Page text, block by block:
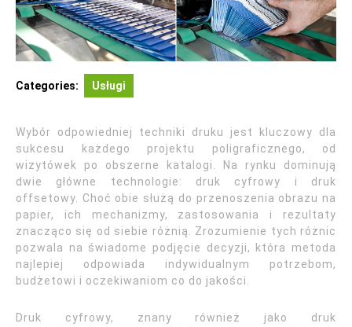
Categories: Usługi
Wybór odpowiedniej techniki druku jest kluczowy dla
sukcesu każdego projektu poligraficznego, od
wizytówek po obszerne katalogi. Na rynku dominują
dwie główne technologie: druk cyfrowy i druk
offsetowy. Choć obie służą do przenoszenia obrazu na
papier, ich mechanizmy, zastosowania i rezultaty
znacząco się od siebie różnią. Zrozumienie tych różnic
pozwala na świadome podjęcie decyzji, która metoda
najlepiej odpowiada indywidualnym potrzebom,
budżetowi i oczekiwaniom co do jakości.
Druk cyfrowy, znany również jako druk